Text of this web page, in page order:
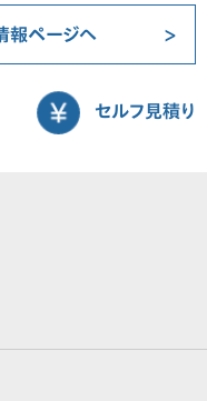
報ページへ
セルフ見積り